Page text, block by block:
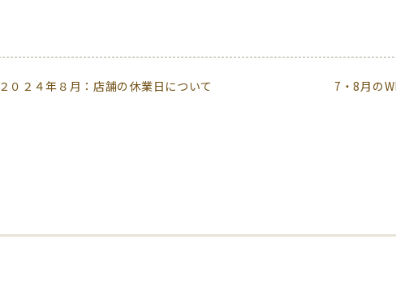
２０２４年８月：店舗の休業日について 7・8月の